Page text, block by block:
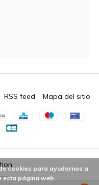
RSS feed Mapa del sitio
cookies para ayudarnos a
esta página web.